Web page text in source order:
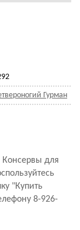
Гурман
Консервы для
"Купить
8-926-